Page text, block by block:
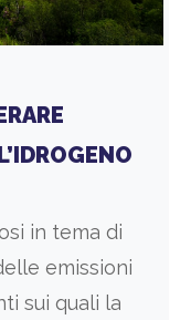
in tema di
emissioni
sui quali la